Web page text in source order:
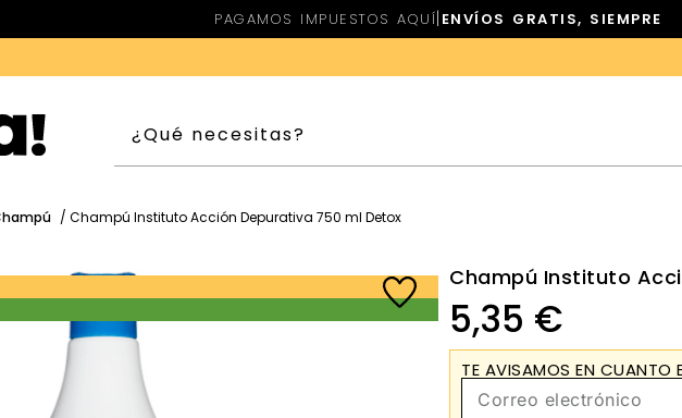
PAGAMOS IMPUESTOS AQUÍ| ENVÍOS GRATIS, SIEMPRE
/ Champú Instituto Acción Depurativa 750 ml Detox
Champú Instituto
5,35 €
TE AVISAMOS EN CUANTO